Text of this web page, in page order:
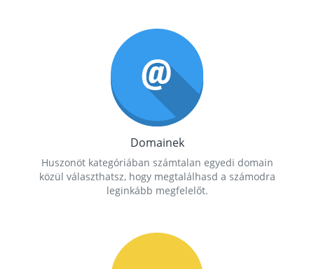
Domainek
Huszonöt kategóriában számtalan egyedi domain
közül választhatsz, hogy megtalálhasd a számodra
leginkább megfelelőt.